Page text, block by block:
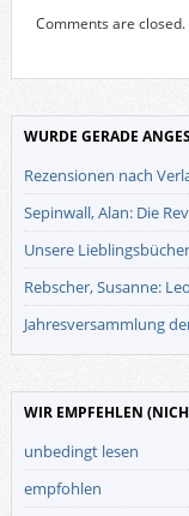
Comments are closed.
WURDE GERADE
Rezensionen nach
Sepinwall, Alan: Die
Unsere
Rebscher, Susanne:
Jahresversammlung
WIR EMPFEHLEN
unbedingt lesen
empfohlen